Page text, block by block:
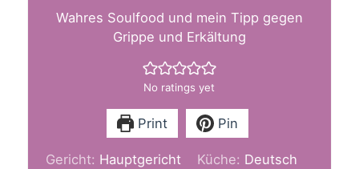
Wahres Soulfood und mein Tipp gegen
Grippe und Erkältung
No ratings yet
Print Pin
Gericht: Hauptgericht Küche: Deutsch